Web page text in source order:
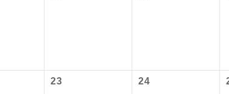
23 24
供（2歳以上12歳未満）320円
ただけます。
スです。